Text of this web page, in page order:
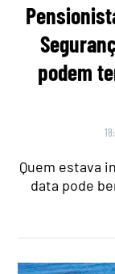
podem
Quem estava
data pode